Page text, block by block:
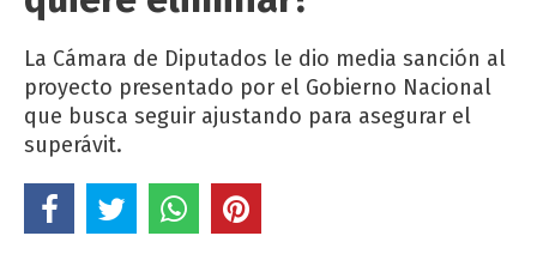
La Cámara de Diputados le dio media sanción al
proyecto presentado por el Gobierno Nacional
que busca seguir ajustando para asegurar el
superávit.